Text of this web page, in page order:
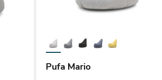
Pufa Mario